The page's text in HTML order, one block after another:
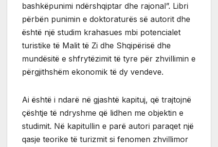
bashkëpunimi ndërshqiptar dhe rajonal”. Libri
përbën punimin e doktoraturës së autorit dhe
është një studim krahasues mbi potencialet
turistike të Malit të Zi dhe Shqipërisë dhe
mundësitë e shfrytëzimit të tyre për zhvillimin e
përgjithshëm ekonomik të dy vendeve.
Ai është i ndarë në gjashtë kapituj, që trajtojnë
çështje të ndryshme që lidhen me objektin e
studimit. Në kapitullin e parë autori paraqet një
qasje teorike të turizmit si fenomen zhvillimor